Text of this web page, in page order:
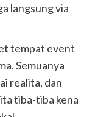
langsung via
tempat event
Semuanya
realita, dan
tiba-tiba kena